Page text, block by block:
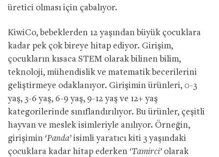
üretici olması için çabalıyor.
KiwiCo, bebeklerden 12 yaşından büyük çocuklara
kadar pek çok bireye hitap ediyor. Girişim,
çocukların kısaca STEM olarak bilinen bilim,
teknoloji, mühendislik ve matematik becerilerini
geliştirmeye odaklanıyor. Girişimin ürünleri, 0-3
yaş, 3-6 yaş, 6-9 yaş, 9-12 yaş ve 12+ yaş
kategorilerinde sınıflandırılıyor. Bu ürünler, çeşitli
hayvan ve meslek isimleriyle anılıyor. Örneğin,
girişimin ‘Panda’ isimli yaratıcı kiti 3 yaşındaki
çocuklara kadar hitap ederken ‘Tamirci’ olarak